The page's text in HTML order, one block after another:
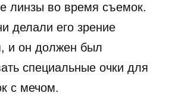
линзы во время съемок.
делали его зрение
и он должен был
специальные очки для
с мечом.